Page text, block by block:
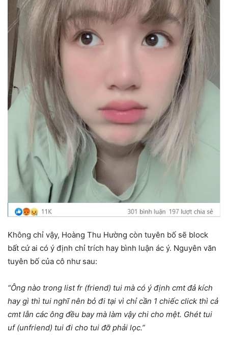
Không chỉ vậy, Hoàng Thu Hường còn tuyên bố sẽ block
bất cứ ai có ý định chỉ trích hay bình luận ác ý. Nguyên văn
tuyên bố của cô như sau:
“Ông nào trong list fr (friend) tui mà có ý định cmt đả kích
hay gì thì tui nghĩ nên bỏ đi tại vì chỉ cần 1 chiếc click thì cả
cmt lẫn các ông đều bay mà làm vậy chi cho mệt. Ghét tui
uf (unfriend) tui đi cho tui đỡ phải lọc.”